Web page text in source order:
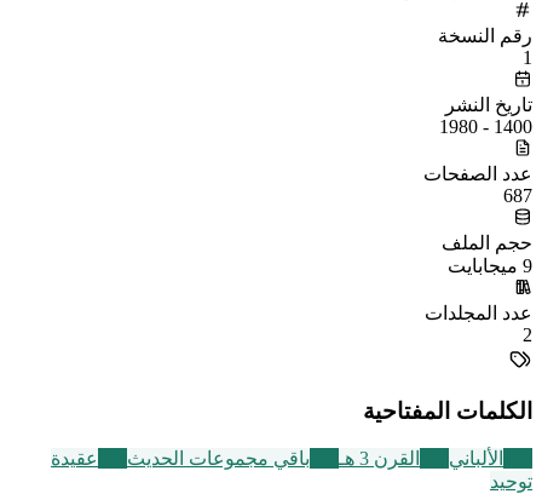
رقم النسخة
1
تاريخ النشر
1400 - 1980
عدد الصفحات
687
حجم الملف
9 ميجابايت
عدد المجلدات
2
الكلمات المفتاحية
الألباني القرن 3 هـ باقي مجموعات الحديث
عقيدة
توحيد